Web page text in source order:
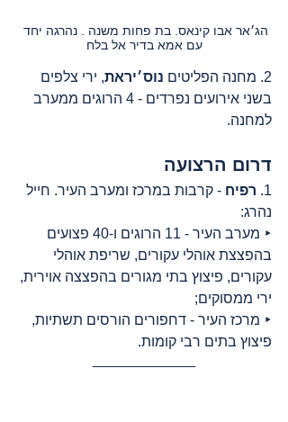
הג׳אר אבו קינאס. בת פחות משנה . נהרגה יחד
עם אמא בדיר אל בלח
2. מחנה הפליטים נוס׳יראת, ירי צלפים
בשני אירועים נפרדים - 4 הרוגים ממערב
למחנה.
דרום הרצועה
1. רפיח - קרבות במרכז ומערב העיר. חייל
נהרג:
‣ מערב העיר - 11 הרוגים ו-40 פצועים
בהפצצת אוהלי עקורים, שריפת אוהלי
עקורים, פיצוץ בתי מגורים בהפצצה אוירית,
ירי ממסוקים;
‣ מרכז העיר - דחפורים הורסים תשתיות,
פיצוץ בתים רבי קומות.